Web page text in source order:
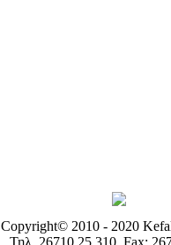
Copyright© 2010 - 2020
Τηλ. 26710 25.310, Fax: